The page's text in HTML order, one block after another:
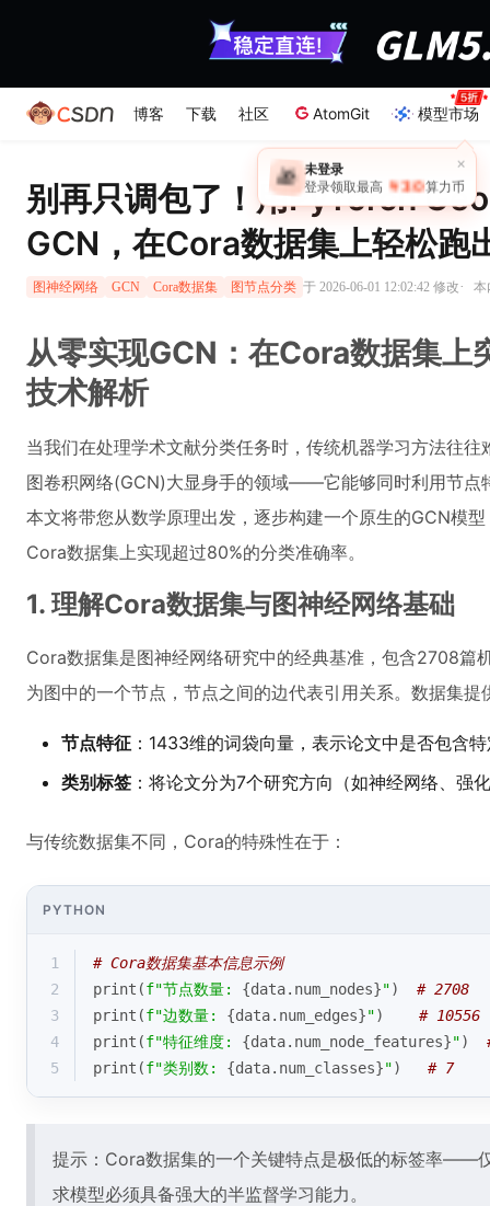
博客 下载 社区 AtomGit 模型市场
×
🎁 未登录
登录领取最高 ￥30 算力币
别再只调包了！用PyTorch
GCN，在Cora数据集上轻松跑
图神经网络 GCN Cora数据集 图节点分类 于 2026-06-01 12:02:42 修改· 本
从零实现GCN：在Cora数据集上
技术解析
当我们在处理学术文献分类任务时，传统机器学习方法往
图卷积网络(GCN)大显身手的领域——它能够同时利用节点
本文将带您从数学原理出发，逐步构建一个原生的GCN模
Cora数据集上实现超过80%的分类准确率。
1. 理解Cora数据集与图神经网络基础
Cora数据集是图神经网络研究中的经典基准，包含2708篇
为图中的一个节点，节点之间的边代表引用关系。数据集提
节点特征 ：1433维的词袋向量，表示论文中是否包含
类别标签 ：将论文分为7个研究方向（如神经网络、强
与传统数据集不同，Cora的特殊性在于：
PYTHON
1
# Cora数据集基本信息示例
2
print (f"节点数量: {data.num_nodes}") # 2708
3
print (f"边数量: {data.num_edges}") # 10556
4
print (f"特征维度: {data.num_node_features}")
5
print (f"类别数: {data.num_classes}") # 7
提示：Cora数据集的一个关键特点是极低的标签率——
求模型必须具备强大的半监督学习能力。